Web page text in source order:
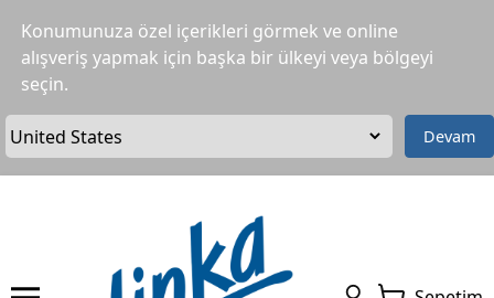
Konumunuza özel içerikleri görmek ve online
alışveriş yapmak için başka bir ülkeyi veya bölgeyi
seçin.
Devam